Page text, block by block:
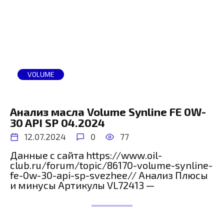
VOLUME
Анализ масла Volume Synline FE 0W-
30 API SP 04.2024
12.07.2024 0 77
Данные с сайта https://www.oil-
club.ru/forum/topic/86170-volume-synline-
fe-0w-30-api-sp-svezhee// Анализ Плюсы
и минусы Артикулы VL72413 —